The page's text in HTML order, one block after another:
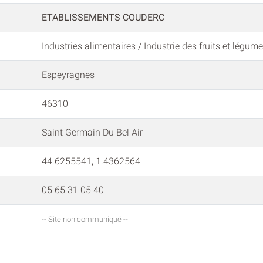
ETABLISSEMENTS COUDERC
Industries alimentaires / Industrie des fruits et
Espeyragnes
46310
Saint Germain Du Bel Air
44.6255541, 1.4362564
05 65 31 05 40
-- Site non communiqué --